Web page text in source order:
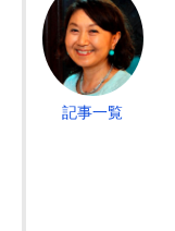
記事一覧